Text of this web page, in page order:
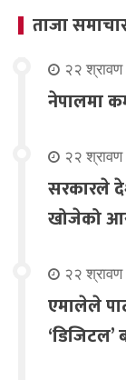
ताजा
२२
नेपालमा
२२
सरकारले
खोजेको
२२
एमालेले
‘डिजिटल’